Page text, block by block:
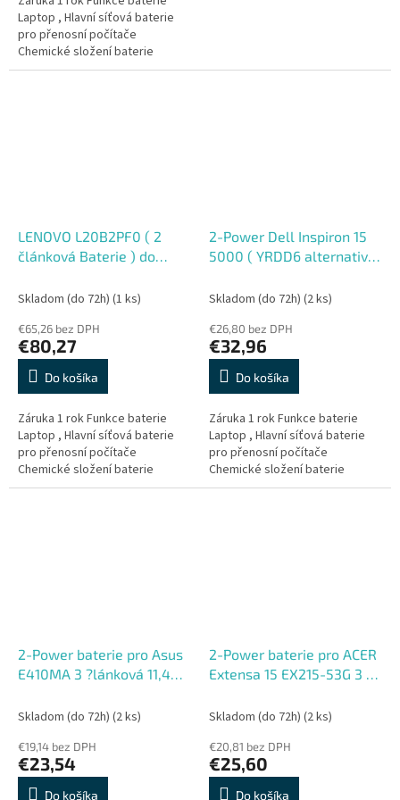
Laptop , Hlavní síťová baterie
pro přenosní počítače
Chemické složení baterie
Lithiový polymer , Lehká nabíjecí
LENOVO L20B2PF0 ( 2
článková Baterie ) do
Skladom (do 72h) (1 ks)
€65,26 bez DPH
€80,27
Do košíka
Záruka 1 rok Funkce baterie
Laptop , Hlavní síťová baterie
pro přenosní počítače
Chemické složení baterie
Lithiový polymer , Lehká nabíjecí
2-Power Dell Inspiron 15
5000 ( YRDD6 alternative
Laptopu 11,4V 3685mAh
Skladom (do 72h) (2 ks)
€26,80 bez DPH
€32,96
Do košíka
Záruka 1 rok Funkce baterie
Laptop , Hlavní síťová baterie
pro přenosní počítače
Chemické složení baterie
Lithiový polymer , Lehká nabíjecí
2-Power baterie pro Asus
E410MA 3 ?lánková 11,4V
Skladom (do 72h) (2 ks)
€19,14 bez DPH
€23,54
Do košíka
2-Power baterie pro ACER
Extensa 15 EX215-53G 3 ?
Laptopu 11,4V 3400mAh
Skladom (do 72h) (2 ks)
€20,81 bez DPH
€25,60
Do košíka